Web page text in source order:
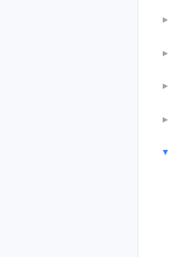
►
►
►
►
▼